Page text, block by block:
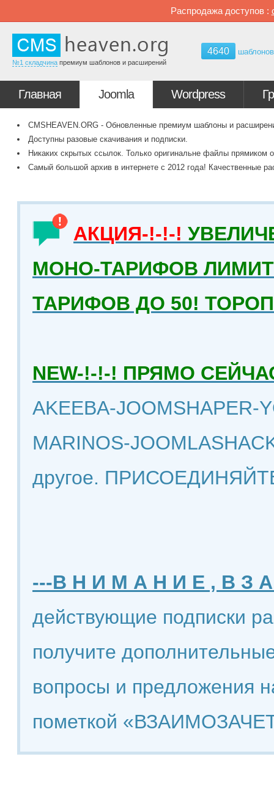
Распродажа доступов :
№1 складчина премиум шаблонов и расширений
4640 шаблонов
Главная Joomla Wordpress
CMSHEAVEN.ORG - Обновленные премиум шаблоны и
Доступны разовые скачивания и подписки.
Никаких скрытых ссылок. Только оригинальне файлы прямиком
Самый большой архив в интернете с 2012 года! Качественные
АКЦИЯ-!-!-!
МОНО-ТАРИФОВ
ТАРИФОВ ДО 50!
NEW-!-!-! ПРЯМО
AKEEBA-JOOMSHAPER-
MARINOS-
другое.
---В Н И М А Н И Е , В З
действующие подписки
получите
вопросы и предложения
пометкой